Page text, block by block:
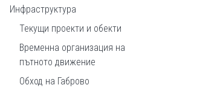
Инфраструктура
Текущи проекти и обекти
Временна организация на
пътното движение
Обход на Габрово